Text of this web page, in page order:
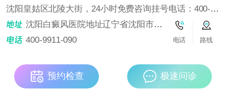
沈阳皇姑区北陵大街，24小时免费咨询挂号电话：400-
9911-090！沈阳中亚白癜风医院是沈阳治疗白癜风的专业
医院，也是沈阳看白癜风比较好的专科医院，通过
[详情]
沈阳白癜风医院地址辽宁省沈阳市皇姑区北陵大街6号4门（省公安厅往南走300米）
400-9911-090
电话 路线
预约检查 极速问诊